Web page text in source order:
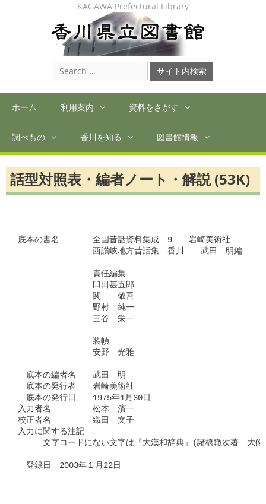
KAGAWA Prefectural Library
Search
for:
ホーム 利用案内 資料をさがす
調べもの 香川を知る 図書館情報
話型対照表・編者ノート・解説 (53K)
底本の書名　　　　全国昔話資料集成　9　　岩崎美術社
西讃岐地方昔話集　香川　　武田　明編
責任編集
臼田甚五郎
関　　敬吾
野村　純一
三谷　栄一
装幀
安野　光雅
底本の編者名　　武田　明
底本の発行者　　岩崎美術社
底本の発行日　　1975年1月30日
入力者名　　　　　松本　濱一
校正者名　　　　　織田　文子
入力に関する注記
文字コードにない文字は『大漢和辞典』(諸橋轍次著　大修
登録日　2003年１月22日